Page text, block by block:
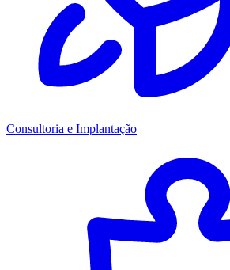
Consultoria e Implantação